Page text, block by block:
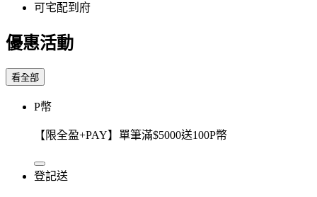
可宅配到府
優惠活動
看全部
P幣
【限全盈+PAY】單筆滿$5000送100P幣
登記送